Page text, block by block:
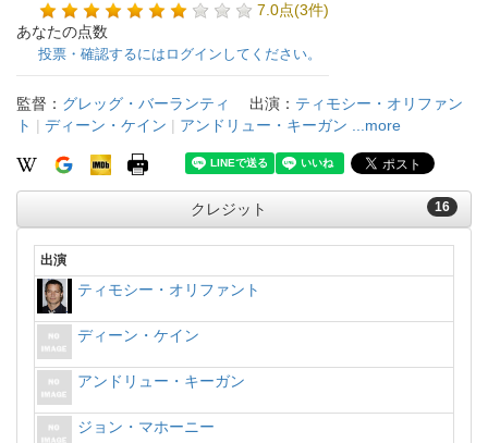
7.0点(3件)
あなたの点数
投票・確認するにはログインしてください。
監督： グレッグ・バーランティ 出演： ティモシー・オリファン
ト | ディーン・ケイン | アンドリュー・キーガン ...more
16
クレジット
出演
ティモシー・オリファント
ディーン・ケイン
アンドリュー・キーガン
ジョン・マホーニー